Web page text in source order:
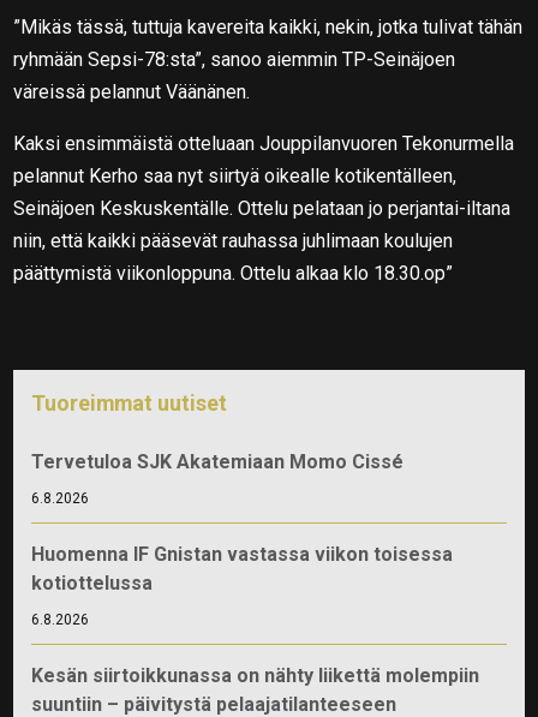
”Mikäs tässä, tuttuja kavereita kaikki, nekin, jotka tulivat tähän
ryhmään Sepsi-78:sta”, sanoo aiemmin TP-Seinäjoen
väreissä pelannut Väänänen.
Kaksi ensimmäistä otteluaan Jouppilanvuoren Tekonurmella
pelannut Kerho saa nyt siirtyä oikealle kotikentälleen,
Seinäjoen Keskuskentälle. Ottelu pelataan jo perjantai-iltana
niin, että kaikki pääsevät rauhassa juhlimaan koulujen
päättymistä viikonloppuna. Ottelu alkaa klo 18.30.op”
Tuoreimmat uutiset
Tervetuloa SJK Akatemiaan Momo Cissé
6.8.2026
Huomenna IF Gnistan vastassa viikon toisessa
kotiottelussa
6.8.2026
Kesän siirtoikkunassa on nähty liikettä molempiin
suuntiin – päivitystä pelaajatilanteeseen